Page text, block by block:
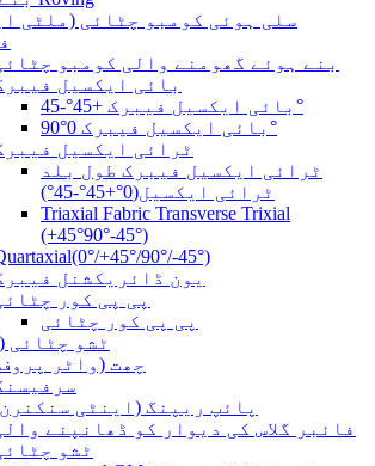
سلی ہوئی کومبو چٹائی (ملٹی
بنے ہوئے گھومنے والی کومبو
بائی ایکسیل
بائی ایکسیل فیبرک +45°-45°
بائی ایکسیل فیبرک 0°90°
ٹرائی ایکسیل
ٹرائی ایکسیل فیبرک طول بلد
ٹرائی ایکسیل(0°+45°-45°)
Triaxial Fabric Transverse Trixial
(+45°90°-45°)
+45°/90°/-45°)
یون ڈائریکشنل
پی پی کور
پی پی کور چٹائی
ٹشو چٹائی
چھت (واٹر
پائپ ریپنگ (اینٹی
فائبر گلاس کی دیوار کو ڈھانپنے
ٹشو